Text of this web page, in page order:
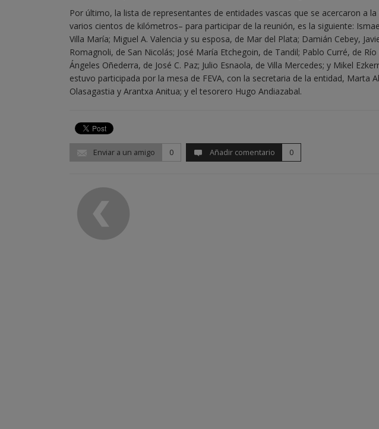
Por último, la lista de representantes de entidades vascas que se acercaron a
varios cientos de kilómetros– para participar de la reunión, es la siguiente:
Villa María; Miguel A. Valencia y su esposa, de Mar del Plata; Damián Cebey,
Romagnoli, de San Nicolás; José María Etchegoin, de Tandil; Pablo Curré, de
Ángeles Oñederra, de José C. Paz; Julio Esnaola, de Villa Mercedes; y Mikel
estuvo participada por la mesa de FEVA, con la secretaria de la entidad, Marta
Olasagastia y Arantxa Anitua; y el tesorero Hugo Andiazabal.
Enviar a un amigo 0 Añadir comentario 0